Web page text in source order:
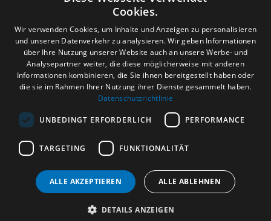
Zertifizierung / Mitgliedschaften
Datenschutzerklärung
Benachrichtigungsservice
Kontakt und Anfahrt
(c) 2026 TALENTBRÜCKE GmbH & Co. KG
Cookies.
Wir verwenden Cookies, um Inhalte und Anzeigen zu personalisieren
und unseren Datenverkehr zu analysieren. Wir geben Informationen
über Ihre Nutzung unserer Website auch an unsere Werbe- und
Analysepartner weiter, die diese möglicherweise mit anderen
Informationen kombinieren, die Sie ihnen bereitgestellt haben oder
die sie im Rahmen Ihrer Nutzung ihrer Dienste gesammelt haben.
Datenschutzrichtlinie
UNBEDINGT ERFORDERLICH PERFORMANCE
TARGETING FUNKTIONALITÄT
ALLE AKZEPTIEREN ALLE ABLEHNEN
DETAILS ANZEIGEN